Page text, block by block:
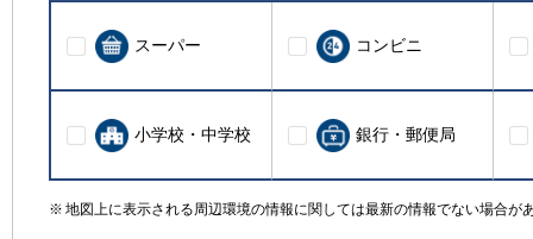
スーパー コンビニ
小学校・中学校 銀行・郵便局
地図上に表示される周辺環境の情報に関しては最新の情報でない場合